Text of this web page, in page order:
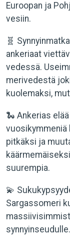
Euroopan ja
vesiin.
🧬
ankeriaat
vedessä.
merivedestä
kuolemaksi,
🐍 Ankerias
vuosikymmeniä
pitkäksi ja
suurempia.
💫
Sargassomeri
synnyinseudulle.